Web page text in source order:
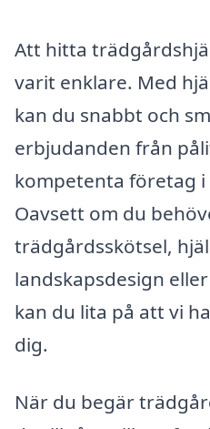
Att hitta
varit enklare. Med
kan du snabbt och
erbjudanden från
kompetenta företag
Oavsett om du
trädgårdsskötsel,
landskapsdesign
kan du lita på att vi
dig.
När du begär